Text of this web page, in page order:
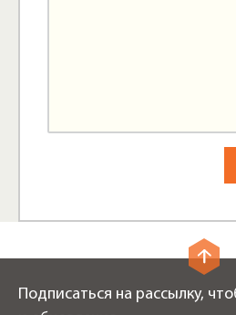
Подписаться на рассылку,